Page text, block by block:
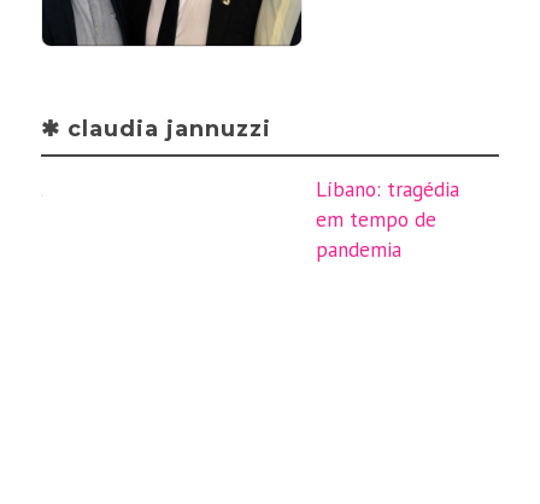
✱ claudia jannuzzi
Líbano: tragédia
em tempo de
pandemia